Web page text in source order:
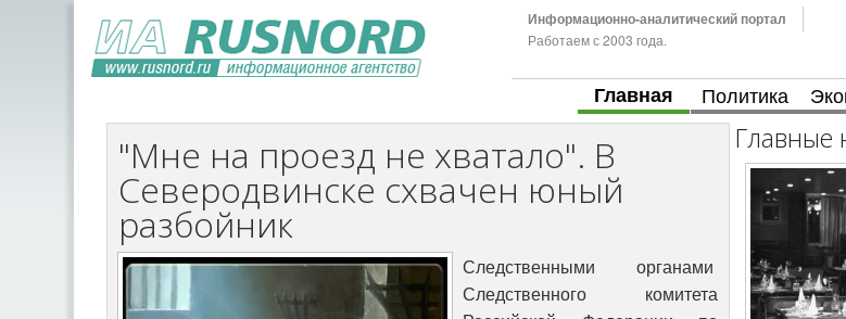
Информационно-аналитический портал
Работаем с 2003 года.
Главная Политика
"Мне на проезд не хватало". В
Северодвинске схвачен юный
разбойник
Следственными органами
Следственного комитета
Главные